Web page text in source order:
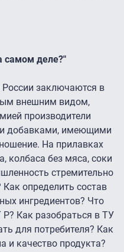
самом деле?"
заключаются в
внешним видом,
производители
добавками, имеющими
На прилавках
колбаса без мяса, соки
стремительно
определить состав
ингредиентов? Что
Как разобраться в ТУ
для потребителя? Как
и качество продукта?